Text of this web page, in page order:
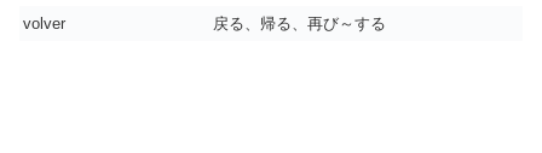
volver
戻る、帰る、再び～する